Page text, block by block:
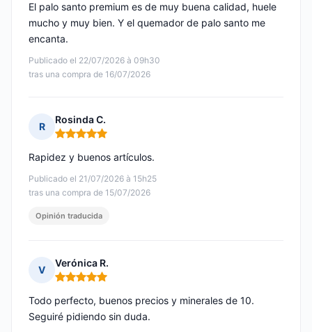
Publicado el 22/07/2026 à 09h30
tras una compra de 16/07/2026
El palo santo premium es de muy buena calidad, huele
mucho y muy bien. Y el quemador de palo santo me
encanta.
R
Rosinda C.
Nota: 5 de 5
Publicado el 21/07/2026 à 15h25
tras una compra de 15/07/2026
Rapidez y buenos artículos.
Opinión traducida
V
Verónica R.
Nota: 5 de 5
Todo perfecto, buenos precios y minerales de 10.
Seguiré pidiendo sin duda.